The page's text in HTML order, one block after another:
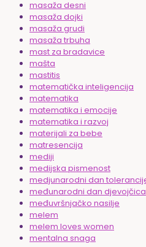
masaža desni
masaža dojki
masaža grudi
masaža trbuha
mast za bradavice
mašta
mastitis
matematička inteligencija
matematika
matematika i emocije
matematika i razvoj
materijali za bebe
matresencija
mediji
medijska pismenost
medjunarodni dan
međunarodni dan djevojčica
međuvršnjačko nasilje
melem
melem loves women
mentalna snaga